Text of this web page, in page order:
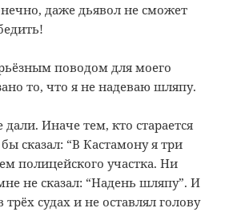
даже дьявол не сможет
поводом для моего
то, что я не надеваю шляпу.
Иначе тем, кто старается
сказал: “В Кастамону я три
полицейского участка. Ни
не сказал: “Надень шляпу”. И
трёх судах и не оставлял голову